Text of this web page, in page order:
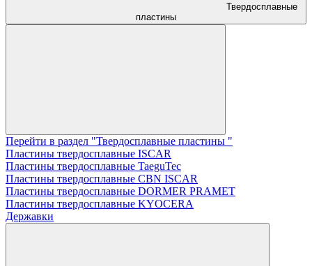
Твердосплавные
пластины
Перейти в раздел "Твердосплавные пластины "
Пластины твердосплавные ISCAR
Пластины твердосплавные TaeguTec
Пластины твердосплавные CBN ISCAR
Пластины твердосплавные DORMER PRAMET
Пластины твердосплавные KYOCERA
Державки